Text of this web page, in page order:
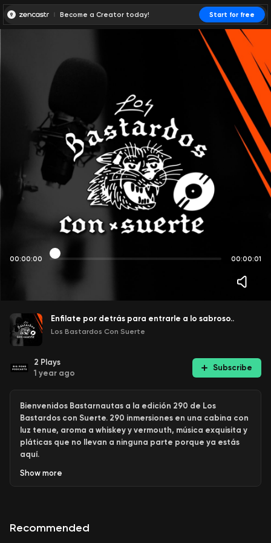
Become a Creator today! Start for free
00:00:00 00:00:01
Enfilate por detrás para entrarle a lo sabroso..
Los Bastardos Con Suerte
2 Plays
1 year ago
Subscribe
Bienvenidos Bastarnautas a la edición 290 de Los
Bastardos con Suerte. 290 inmersiones en una cabina con
luz tenue, aroma a whiskey y vermouth, música exquisita y
pláticas que no llevan a ninguna parte porque ya estás
aquí.
Howling round my happy home de Daniel Norgren, Funky
Show more
Recommended